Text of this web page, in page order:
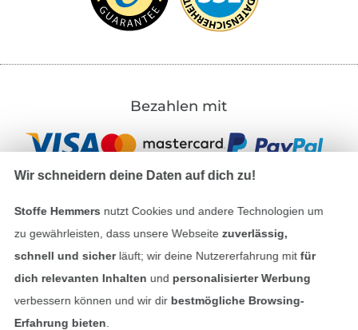
Bezahlen mit
Wir schneidern deine Daten auf dich zu!
Stoffe Hemmers nutzt Cookies und andere Technologien um
zu gewährleisten, dass unsere Webseite zuverlässig,
schnell und sicherläuft; wir deine Nutzererfahrung mitfür
dich relevanten Inhalten und personalisierter Werbung
verbessern können und wir dir bestmögliche Browsing-
Erfahrung bieten